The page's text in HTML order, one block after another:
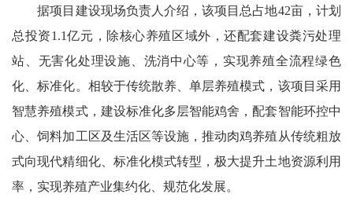
据项目建设现场负责人介绍，该项目总占地42亩，计划
总投资1.1亿元，除核心养殖区域外，还配套建设粪污处理
站、无害化处理设施、洗消中心等，实现养殖全流程绿色
化、标准化。相较于传统散养、单层养殖模式，该项目采用
智慧养殖模式，建设标准化多层智能鸡舍，配套智能环控中
心、饲料加工区及生活区等设施，推动肉鸡养殖从传统粗放
式向现代精细化、标准化模式转型，极大提升土地资源利用
率，实现养殖产业集约化、规范化发展。